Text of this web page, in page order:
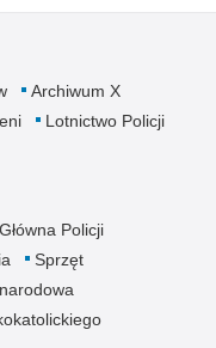
Archiwum X
Lotnictwo Policji
Policji
Sprzęt